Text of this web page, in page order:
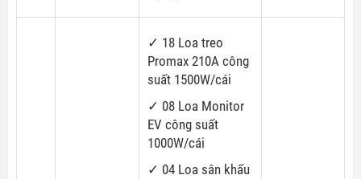
✓ 18 Loa treo
Promax 210A công
suất 1500W/cái
✓ 08 Loa Monitor
EV công suất
1000W/cái
✓ 04 Loa sân khấu